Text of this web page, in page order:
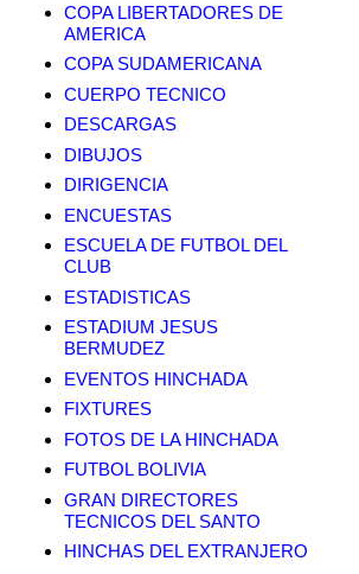
COPA LIBERTADORES DE
AMERICA
COPA SUDAMERICANA
CUERPO TECNICO
DESCARGAS
DIBUJOS
DIRIGENCIA
ENCUESTAS
ESCUELA DE FUTBOL DEL
CLUB
ESTADISTICAS
ESTADIUM JESUS
BERMUDEZ
EVENTOS HINCHADA
FIXTURES
FOTOS DE LA HINCHADA
FUTBOL BOLIVIA
GRAN DIRECTORES
TECNICOS DEL SANTO
HINCHAS DEL EXTRANJERO